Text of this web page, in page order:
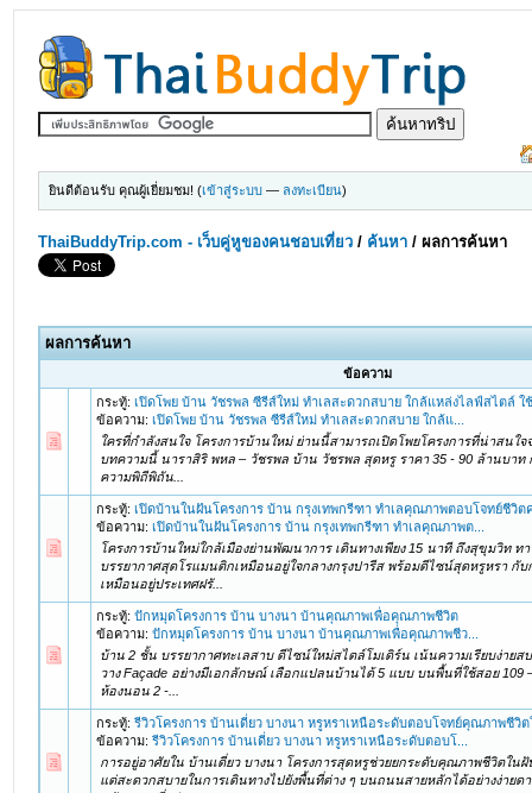
ยินดีต้อนรับ คุณผู้เยี่ยมชม! (เข้าสู่ระบบ — ลงทะเบียน)
ThaiBuddyTrip.com - เว็บคู่หูของคนชอบเที่ยว / ค้นหา /ผลการค้นหา
ผลการค้นหา
ข้อความ
กระทู้:เปิดโพย บ้าน วัชรพล ซีรีส์ใหม่ ทำเลสะดวกสบาย ใกล้แหล่งไลฟ์สไตล์ ใ
ข้อความ:เปิดโพย บ้าน วัชรพล ซีรีส์ใหม่ ทำเลสะดวกสบาย ใกล้แ...
ใครที่กำลังสนใจ โครงการบ้านใหม่ ย่านนี้สามารถเปิดโพยโครงการที่น่าสนใ
บทความนี้ นาราสิริ พหล – วัชรพล บ้าน วัชรพล สุดหรู ราคา 35 - 90 ล้านบาท
ความพิถีพิถัน...
กระทู้:เปิดบ้านในฝันโครงการ บ้าน กรุงเทพกรีฑา ทำเลคุณภาพตอบโจทย์ชีวิต
ข้อความ:เปิดบ้านในฝันโครงการ บ้าน กรุงเทพกรีฑา ทำเลคุณภาพต...
โครงการบ้านใหม่ใกล้เมืองย่านพัฒนาการ เดินทางเพียง 15 นาที ถึงสุขุมวิท ท
บรรยากาศสุดโรแมนติกเหมือนอยู่ใจกลางกรุงปารีส พร้อมดีไซน์สุดหรูหรา กั
เหมือนอยู่ประเทศฝรั...
กระทู้:ปักหมุดโครงการ บ้าน บางนา บ้านคุณภาพเพื่อคุณภาพชีวิต
ข้อความ:ปักหมุดโครงการ บ้าน บางนา บ้านคุณภาพเพื่อคุณภาพชีว...
บ้าน 2 ชั้น บรรยากาศทะเลสาบ ดีไซน์ใหม่สไตล์โมเดิร์น เน้นความเรียบง่ายส
วาง Façade อย่างมีเอกลักษณ์ เลือกแปลนบ้านได้ 5 แบบ บนพื้นที่ใช้สอย 109
ห้องนอน 2 -...
กระทู้:รีวิวโครงการ บ้านเดี่ยว บางนา หรูหราเหนือระดับตอบโจทย์คุณภาพชีวิ
ข้อความ:รีวิวโครงการ บ้านเดี่ยว บางนา หรูหราเหนือระดับตอบโ...
การอยู่อาศัยใน บ้านเดี่ยว บางนา โครงการสุดหรูช่วยยกระดับคุณภาพชีวิตใน
แต่สะดวกสบายในการเดินทางไปยังพื้นที่ต่าง ๆ บนถนนสายหลักได้อย่างง่ายด